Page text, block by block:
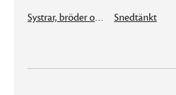
Systrar, bröder och andra problem Snedtänkt